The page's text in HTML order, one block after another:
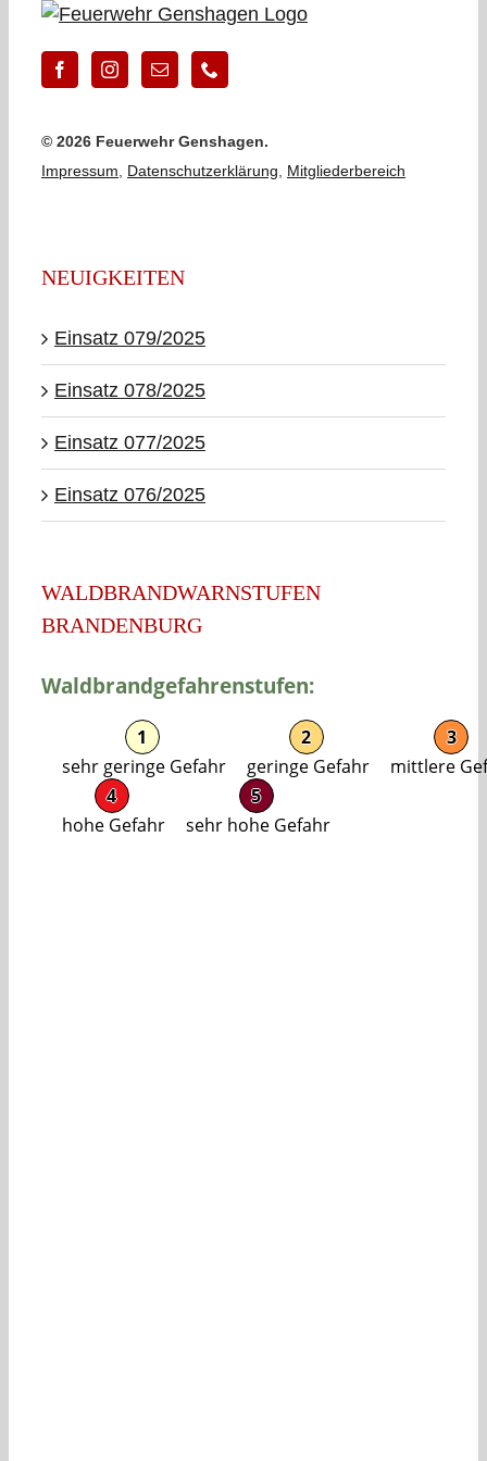
© 2026 Feuerwehr Genshagen.
Impressum
Datenschutzerklärung Mitgliederbereich
NEUIGKEITEN
Einsatz 079/2025
Einsatz 078/2025
Einsatz 077/2025
Einsatz 076/2025
WALDBRANDWARNSTUFEN
BRANDENBURG